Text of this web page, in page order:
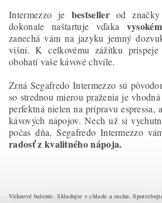
Intermezzo je bestsellerod značky
dokonale naštartuje vďaka
zanechá vám na jazyku jemný
višní. K celkovému zážitku
obohatí vaše kávové chvíle.
Zrná Segafredo Intermezzo sú
so strednou mierou praženia je
perfektná nielen na prípravu espressa,
kávových nápojov. Nech už si
počas dňa, Segafredo Intermezzo
radosť z kvalitného nápoja.
Vákuové balenie. Skladujte v chlade a suchu.